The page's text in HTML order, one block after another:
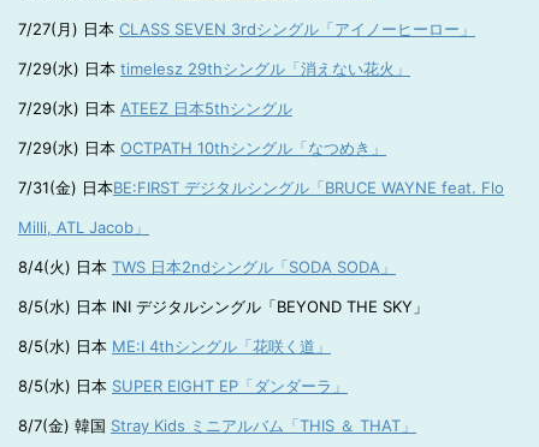
7/27(月) 日本 CLASS SEVEN 3rdシングル「アイノーヒーロー」
7/29(水) 日本 timelesz 29thシングル「消えない花火」
7/29(水) 日本 ATEEZ 日本5thシングル
7/29(水) 日本 OCTPATH 10thシングル「なつめき」
7/31(金) 日本BE:FIRST デジタルシングル「BRUCE WAYNE feat. Flo
Milli, ATL Jacob」
8/4(火) 日本 TWS 日本2ndシングル「SODA SODA」
8/5(水) 日本 INI デジタルシングル「BEYOND THE SKY」
8/5(水) 日本 ME:I 4thシングル「花咲く道」
8/5(水) 日本 SUPER EIGHT EP「ダンダーラ」
8/7(金) 韓国 Stray Kids ミニアルバム「THIS ＆ THAT」